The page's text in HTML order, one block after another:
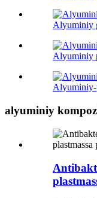
Alyuminiy
Alyuminiy
Alyuminiy-
alyuminiy